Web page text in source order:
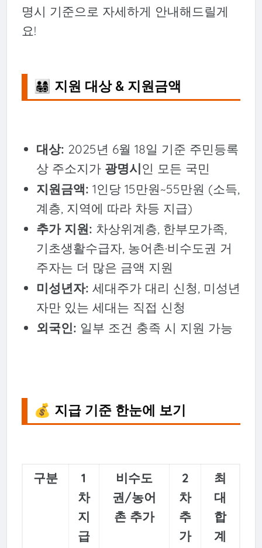
명시 기준으로 자세하게 안내해드릴게
요!
👨‍👩‍👧‍👦 지원 대상 & 지원금액
대상: 2025년 6월 18일 기준 주민등록
상 주소지가 광명시인 모든 국민
지원금액: 1인당 15만원~55만원 (소득,
계층, 지역에 따라 차등 지급)
추가 지원: 차상위계층, 한부모가족,
기초생활수급자, 농어촌·비수도권 거
주자는 더 많은 금액 지원
미성년자: 세대주가 대리 신청, 미성년
자만 있는 세대는 직접 신청
외국인: 일부 조건 충족 시 지원 가능
💰 지급 기준 한눈에 보기
구분
1
차
지
급
비수도
권/농어
촌 추가
2
차
추
가
최
대
합
계